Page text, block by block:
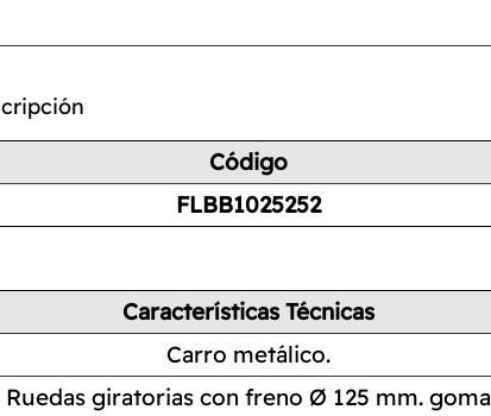
Código
FLBB1025252
Características Técnicas
Carro metálico.
Ruedas giratorias con freno Ø 125 mm. goma